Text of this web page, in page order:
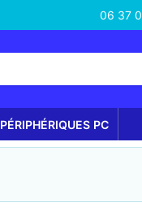
06 37
PÉRIPHÉRIQUES PC